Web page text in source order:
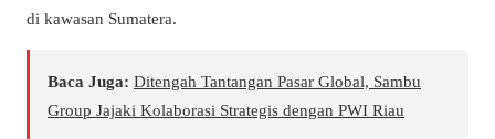
di kawasan Sumatera.
Baca Juga: Ditengah Tantangan Pasar Global, Sambu
Group Jajaki Kolaborasi Strategis dengan PWI Riau